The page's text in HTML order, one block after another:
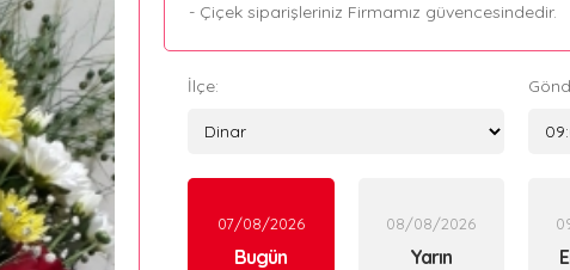
- Çiçek siparişleriniz Firmamız güvencesindedir.
İlçe:
07/08/2026
Bugün
08/08/2026
Yarın